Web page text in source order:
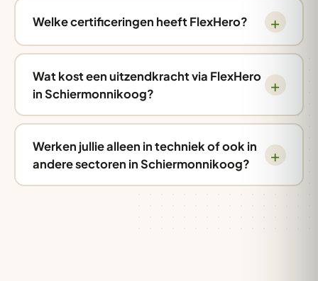
Welke certificeringen heeft FlexHero?
Wat kost een uitzendkracht via FlexHero
in Schiermonnikoog?
Werken jullie alleen in techniek of ook in
andere sectoren in Schiermonnikoog?